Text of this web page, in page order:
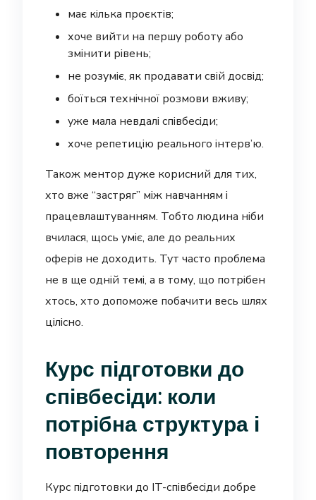
має кілька проєктів;
хоче вийти на першу роботу або
змінити рівень;
не розуміє, як продавати свій досвід;
боїться технічної розмови вживу;
уже мала невдалі співбесіди;
хоче репетицію реального інтерв’ю.
Також ментор дуже корисний для тих,
хто вже “застряг” між навчанням і
працевлаштуванням. Тобто людина ніби
вчилася, щось уміє, але до реальних
оферів не доходить. Тут часто проблема
не в ще одній темі, а в тому, що потрібен
хтось, хто допоможе побачити весь шлях
цілісно.
Курс підготовки до
співбесіди: коли
потрібна структура і
повторення
Курс підготовки до IT-співбесіди добре